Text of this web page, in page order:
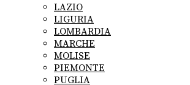
LAZIO
LIGURIA
LOMBARDIA
MARCHE
MOLISE
PIEMONTE
PUGLIA